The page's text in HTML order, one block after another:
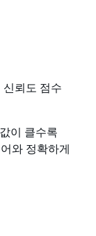
뢰도 점수
이 클수록
와 정확하게